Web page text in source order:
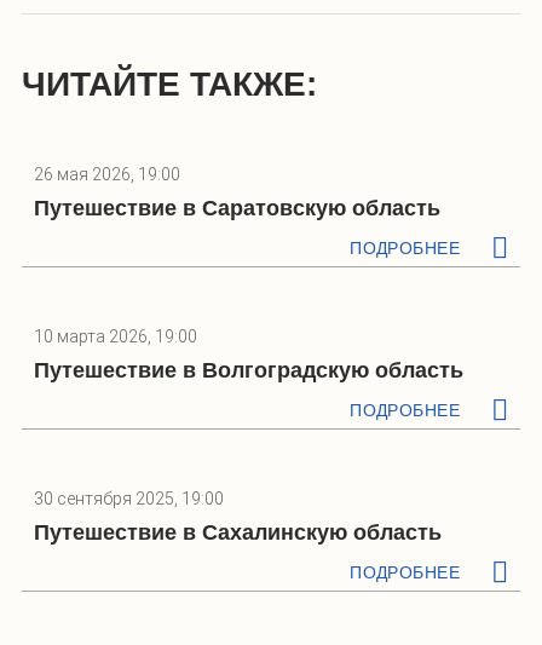
ЧИТАЙТЕ ТАКЖЕ:
26 мая 2026, 19:00
Путешествие в Саратовскую область
ПОДРОБНЕЕ
10 марта 2026, 19:00
Путешествие в Волгоградскую область
ПОДРОБНЕЕ
30 сентября 2025, 19:00
Путешествие в Сахалинскую область
ПОДРОБНЕЕ